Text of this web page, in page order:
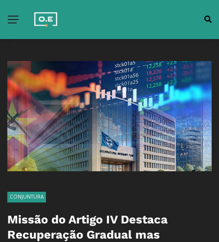
CONJUNTURA
Missão do Artigo IV Destaca
Recuperação Gradual mas